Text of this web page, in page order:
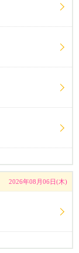
2026年08月06日(木)